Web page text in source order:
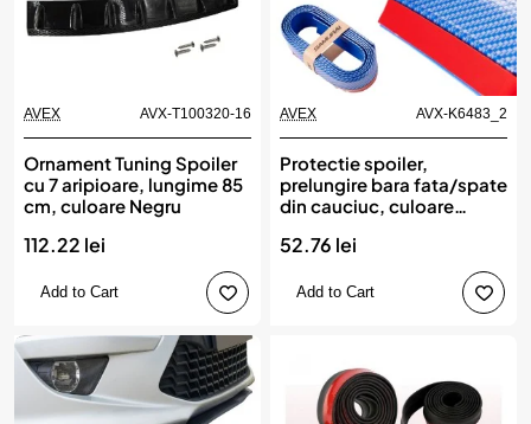
AVEX AVX-T100320-16
Ornament Tuning Spoiler
cu 7 aripioare, lungime 85
cm, culoare Negru
112.22 lei
Add to Cart
AVEX AVX-K6483_2
Protectie spoiler,
prelungire bara fata/spate
din cauciuc, culoare
52.76 lei
Add to Cart